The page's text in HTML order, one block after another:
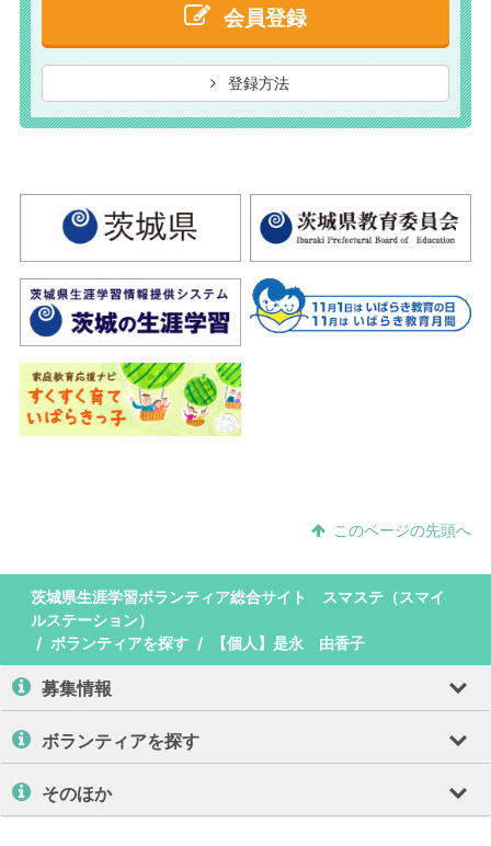
会員登録
登録方法
このページの先頭へ
茨城県生涯学習ボランティア総合サイト スマステ（スマイ
ルステーション）
ボランティアを探す
【個人】是永 由香子
募集情報
ボランティアを探す
そのほか